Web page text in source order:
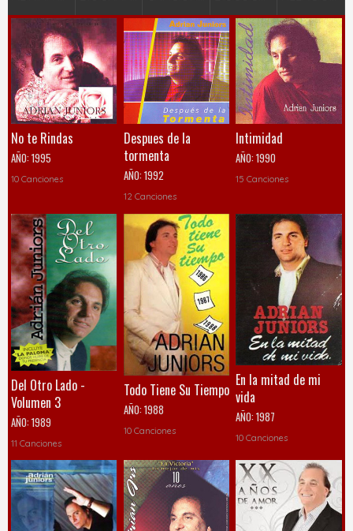
No te Rindas
AÑO:1995
10 Canciones
Despues de la
tormenta
AÑO: 1992
12 Canciones
Intimidad
AÑO:1990
15 Canciones
Del Otro Lado -
Volumen 3
AÑO:1989
11 Canciones
Todo Tiene Su Tiempo
AÑO: 1988
10 Canciones
En la mitad de mi
vida
AÑO:1987
10 Canciones